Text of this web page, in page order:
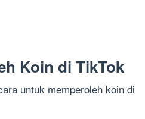
Koin di TikTok
untuk memperoleh koin di